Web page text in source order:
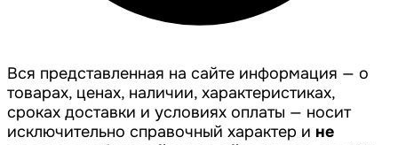
Вся представленная на сайте информация — о
товарах, ценах, наличии, характеристиках,
сроках доставки и условиях оплаты — носит
исключительно справочный характер и не